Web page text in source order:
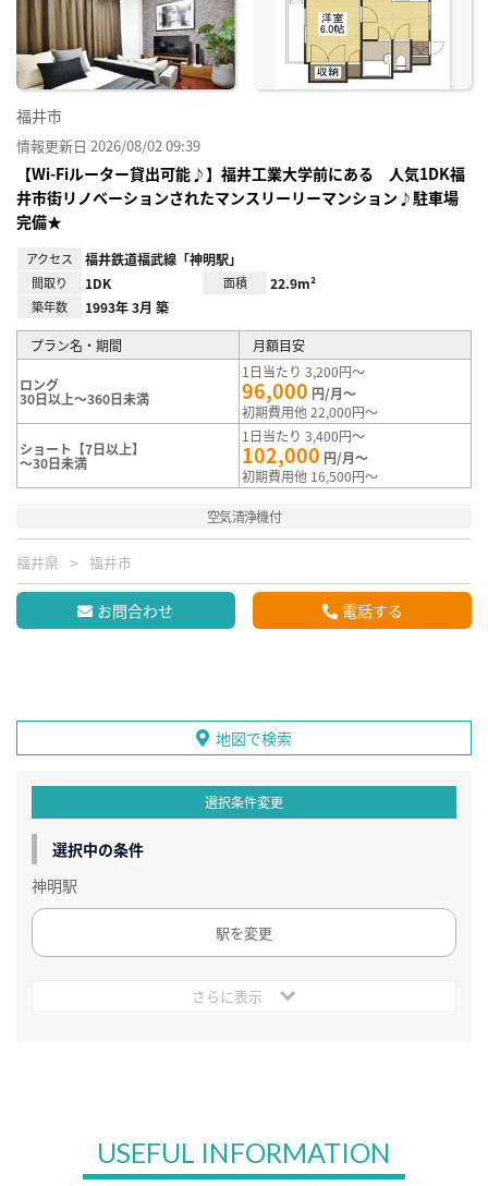
福井市
情報更新日 2026/08/02 09:39
【Wi-Fiルーター貸出可能♪】福井工業大学前にある 人気1DK福
井市街リノベーションされたマンスリーリーマンション♪駐車場
完備★
アクセス 福井鉄道福武線「神明駅」
間取り 1DK 面積 22.9m²
築年数 1993年 3月 築
プラン名・期間 月額目安
ロング
30日以上～360日未満
1日当たり 3,200円～
96,000 円/月～
初期費用他 22,000円～
ショート【7日以上】
～30日未満
1日当たり 3,400円～
102,000 円/月～
初期費用他 16,500円～
空気清浄機付
福井県 福井市
お問合わせ 電話する
地図で検索
選択条件変更
選択中の条件
神明駅
駅を変更
さらに表示
USEFUL INFORMATION